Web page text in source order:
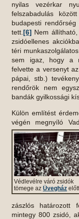
nyilas vezérkar
felszabadulás
budapesti
tett. [6] Nem
zsidóellenes
téri
sem igaz, hogy a
felvette a versenyt
pápai, stb.)
rendőrök nem
bandák gyilkossági
Külön említést
végén megnyíló
Védlevélre váró zsidók
tömege az Üvegház előtt
zászlós határozott
mintegy 800 zsidó,